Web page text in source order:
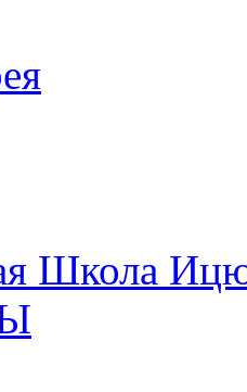
Школа